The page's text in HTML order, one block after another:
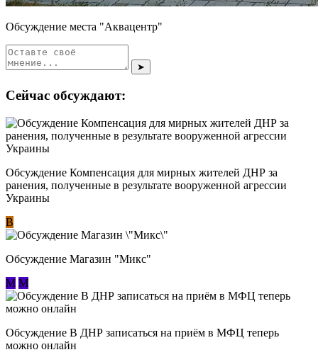
Обсуждение места "Аквацентр"
➤
Сейчас обсуждают:
Обсуждение Компенсация для мирных жителей ДНР за
ранения, полученные в результате вооруженной агрессии
Украины
В
Обсуждение Магазин "Микс"
М М
Обсуждение В ДНР записаться на приём в МФЦ теперь
можно онлайн